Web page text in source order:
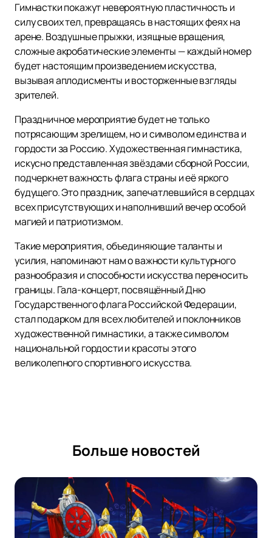
Гимнастки покажут невероятную пластичность и
силу своих тел, превращаясь в настоящих феях на
арене. Воздушные прыжки, изящные вращения,
сложные акробатические элементы — каждый номер
будет настоящим произведением искусства,
вызывая аплодисменты и восторженные взгляды
зрителей.
Праздничное мероприятие будет не только
потрясающим зрелищем, но и символом единства и
гордости за Россию. Художественная гимнастика,
искусно представленная звёздами сборной России,
подчеркнет важность флага страны и её яркого
будущего. Это праздник, запечатлевшийся в сердцах
всех присутствующих и наполнивший вечер особой
магией и патриотизмом.
Такие мероприятия, объединяющие таланты и
усилия, напоминают нам о важности культурного
разнообразия и способности искусства переносить
границы. Гала-концерт, посвящённый Дню
Государственного флага Российской Федерации,
стал подарком для всех любителей и поклонников
художественной гимнастики, а также символом
национальной гордости и красоты этого
великолепного спортивного искусства.
Больше новостей